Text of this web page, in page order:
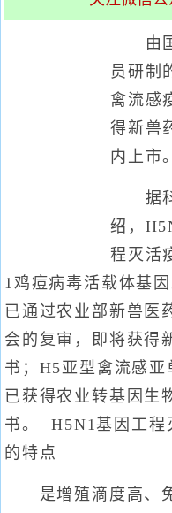
由国
员研制
禽流感
得新兽
内上市。
据科
绍，
程灭活
1鸡痘病毒活载体基
已通过农业部新兽医
会的复审，即将获得
书；H5亚型禽流感亚
已获得农业转基因生
书。 H5N1基因工程
的特点
是增殖滴度高、